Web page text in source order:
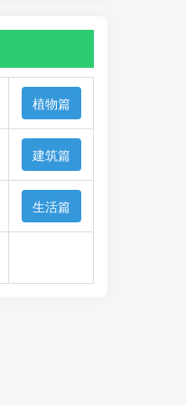
植物篇
建筑篇
生活篇